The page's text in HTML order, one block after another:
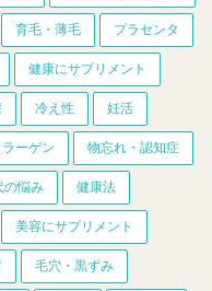
育毛・薄毛 プラセンタ
健康にサプリメント
冷え性 妊活
ラーゲン 物忘れ・認知症
の悩み 健康法
美容にサプリメント
毛穴・黒ずみ